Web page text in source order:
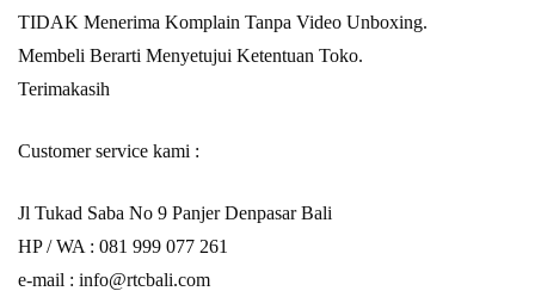
TIDAK Menerima Komplain Tanpa Video Unboxing.
Membeli Berarti Menyetujui Ketentuan Toko.
Terimakasih
Customer service kami :
Jl Tukad Saba No 9 Panjer Denpasar Bali
HP / WA : 081 999 077 261
e-mail : info@rtcbali.com